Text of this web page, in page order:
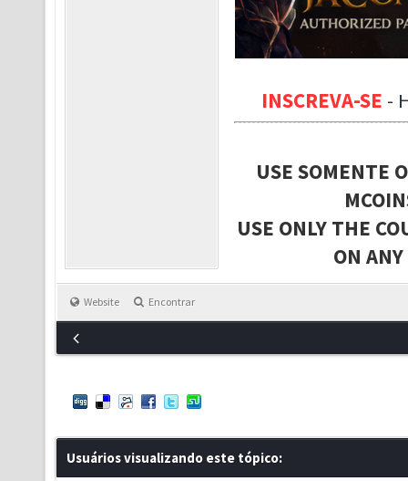
INSCREVA-SE -
USE SOMENTE
USE ONLY THE
ON
Website Encontrar
Usuários visualizando este tópico: